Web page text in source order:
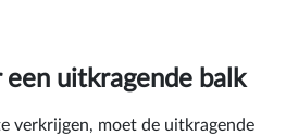
een uitkragende balk
verkrijgen, moet de uitkragende